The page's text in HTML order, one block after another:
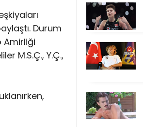
Durum
Amirliği
M.S.Ç., Y.Ç.,